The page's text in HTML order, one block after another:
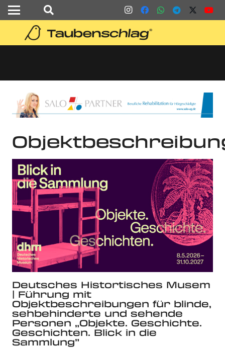
Deutsches Histortisches Musem
| Führung mit
Objektbeschreibungen für blinde,
sehbehinderte und sehende
Personen „Objekte. Geschichte.
Geschichten. Blick in die
Sammlung”